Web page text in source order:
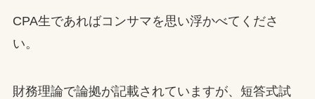
CPA生であればコンサマを思い浮かべてくださ
い。
財務理論で論拠が記載されていますが、短答式試